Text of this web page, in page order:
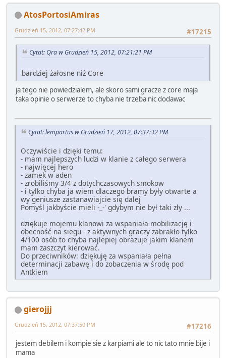
AtosPortosiAmiras
#17215
Grudzień 15, 2012, 07:27:42 PM
Cytat: Qra w Grudzień 15, 2012, 07:21:21 PM
bardziej żałosne niż Core
ja tego nie powiedzialem, ale skoro sami gracze z core maja
taka opinie o serwerze to chyba nie trzeba nic dodawac
Cytat: lempartus w Grudzień 17, 2012, 07:37:32 PM
Oczywiście i dzięki temu:
- mam najlepszych ludzi w klanie z całego serwera
- najwięcej hero
- zamek w aden
- zrobiliśmy 3/4 z dotychczasowych smokow
- i tylko chyba ja wiem dlaczego bramy były otwarte a
wy geniusze zastanawiajcie się dalej
Pomyśl jakbyście mieli -_-' gdybym nie był taki zły ...
dziękuje mojemu klanowi za wspaniała mobilizację i
obecność na siegu - z aktywnych graczy zabrakło tylko
4/100 osób to chyba najlepiej obrazuje jakim klanem
mam zaszczyt kierować.
Do przeciwników: dziękuję za wspaniała pełna
determinacji zabawę i do zobaczenia w środę pod
Antkiem
gierojjj
#17216
Grudzień 15, 2012, 07:37:50 PM
jestem debilem i kompie sie z karpiami ale to nic tato mnie bije i
mama